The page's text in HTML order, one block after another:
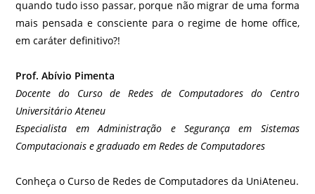
quando tudo isso passar, porque não migrar de uma forma
mais pensada e consciente para o regime de home office,
em caráter definitivo?!
Prof. Abívio Pimenta
Docente do Curso de Redes de Computadores do Centro
Universitário Ateneu
Especialista em Administração e Segurança em Sistemas
Computacionais e graduado em Redes de Computadores
Conheça o Curso de Redes de Computadores da UniAteneu.